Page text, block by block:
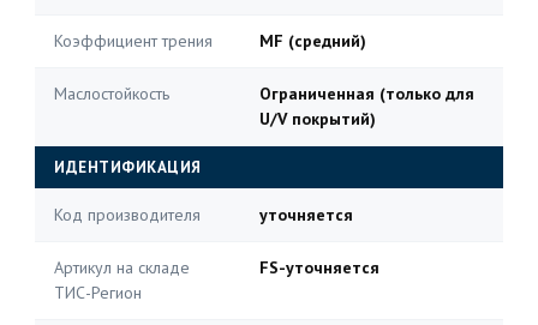
Коэффициент трения MF (средний)
Маслостойкость
Ограниченная (только для
U/V покрытий)
ИДЕНТИФИКАЦИЯ
Код производителя уточняется
Артикул на складе
ТИС-Регион
FS-уточняется